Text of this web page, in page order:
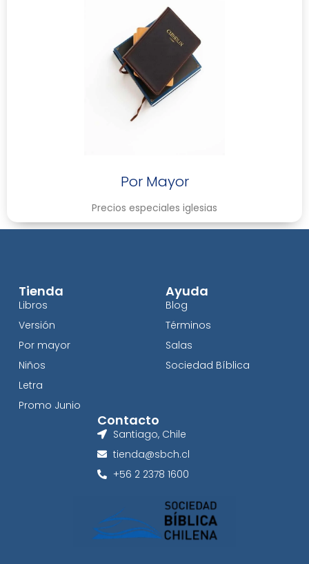
Por Mayor
Precios especiales iglesias
Tienda
Libros
Versión
Por mayor
Niños
Letra
Promo Junio
Ayuda
Blog
Términos
Salas
Sociedad Bíblica
Contacto
Santiago, Chile
tienda@sbch.cl
+56 2 2378 1600